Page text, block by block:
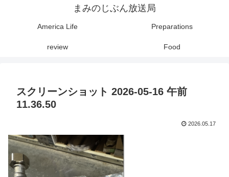
まみのじぶん放送局
America Life Preparations
review Food
スクリーンショット 2026-05-16 午前
11.36.50
2026.05.17